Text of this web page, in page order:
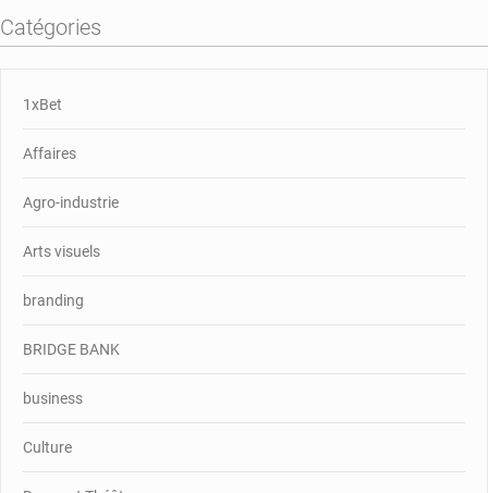
Catégories
1xBet
Affaires
Agro-industrie
Arts visuels
branding
BRIDGE BANK
business
Culture